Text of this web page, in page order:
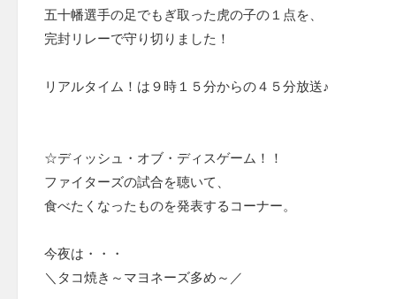
五十幡選手の足でもぎ取った虎の子の１点を、
完封リレーで守り切りました！
リアルタイム！は９時１５分からの４５分放送♪
☆ディッシュ・オブ・ディスゲーム！！
ファイターズの試合を聴いて、
食べたくなったものを発表するコーナー。
今夜は・・・
＼タコ焼き～マヨネーズ多め～／